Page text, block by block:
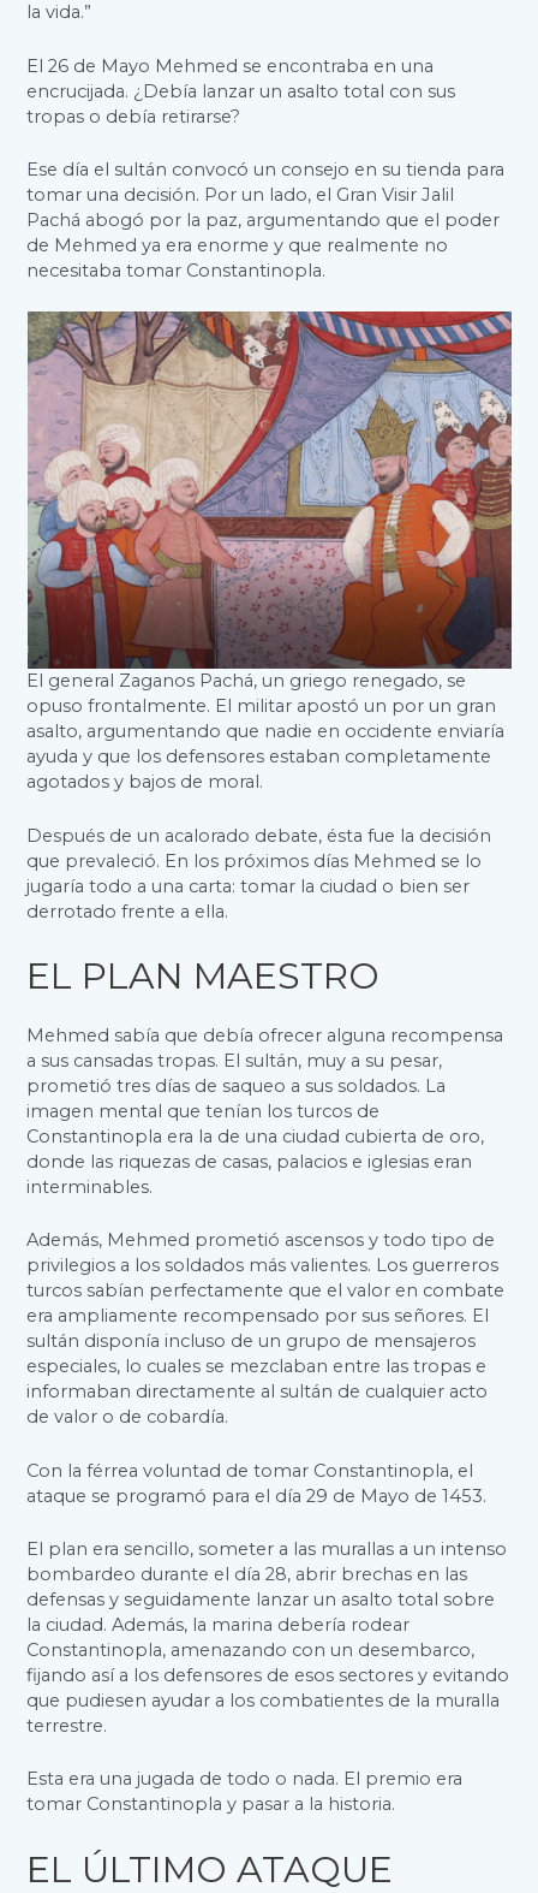
la vida.”
El 26 de Mayo Mehmed se encontraba en una
encrucijada. ¿Debía lanzar un asalto total con sus
tropas o debía retirarse?
Ese día el sultán convocó un consejo en su tienda para
tomar una decisión. Por un lado, el Gran Visir Jalil
Pachá abogó por la paz, argumentando que el poder
de Mehmed ya era enorme y que realmente no
necesitaba tomar Constantinopla.
El general Zaganos Pachá, un griego renegado, se
opuso frontalmente. El militar apostó un por un gran
asalto, argumentando que nadie en occidente enviaría
ayuda y que los defensores estaban completamente
agotados y bajos de moral.
Después de un acalorado debate, ésta fue la decisión
que prevaleció. En los próximos días Mehmed se lo
jugaría todo a una carta: tomar la ciudad o bien ser
derrotado frente a ella.
EL PLAN MAESTRO
Mehmed sabía que debía ofrecer alguna recompensa
a sus cansadas tropas. El sultán, muy a su pesar,
prometió tres días de saqueo a sus soldados. La
imagen mental que tenían los turcos de
Constantinopla era la de una ciudad cubierta de oro,
donde las riquezas de casas, palacios e iglesias eran
interminables.
Además, Mehmed prometió ascensos y todo tipo de
privilegios a los soldados más valientes. Los guerreros
turcos sabían perfectamente que el valor en combate
era ampliamente recompensado por sus señores. El
sultán disponía incluso de un grupo de mensajeros
especiales, lo cuales se mezclaban entre las tropas e
informaban directamente al sultán de cualquier acto
de valor o de cobardía.
Con la férrea voluntad de tomar Constantinopla, el
ataque se programó para el día 29 de Mayo de 1453.
El plan era sencillo, someter a las murallas a un intenso
bombardeo durante el día 28, abrir brechas en las
defensas y seguidamente lanzar un asalto total sobre
la ciudad. Además, la marina debería rodear
Constantinopla, amenazando con un desembarco,
fijando así a los defensores de esos sectores y evitando
que pudiesen ayudar a los combatientes de la muralla
terrestre.
Esta era una jugada de todo o nada. El premio era
tomar Constantinopla y pasar a la historia.
EL ÚLTIMO ATAQUE